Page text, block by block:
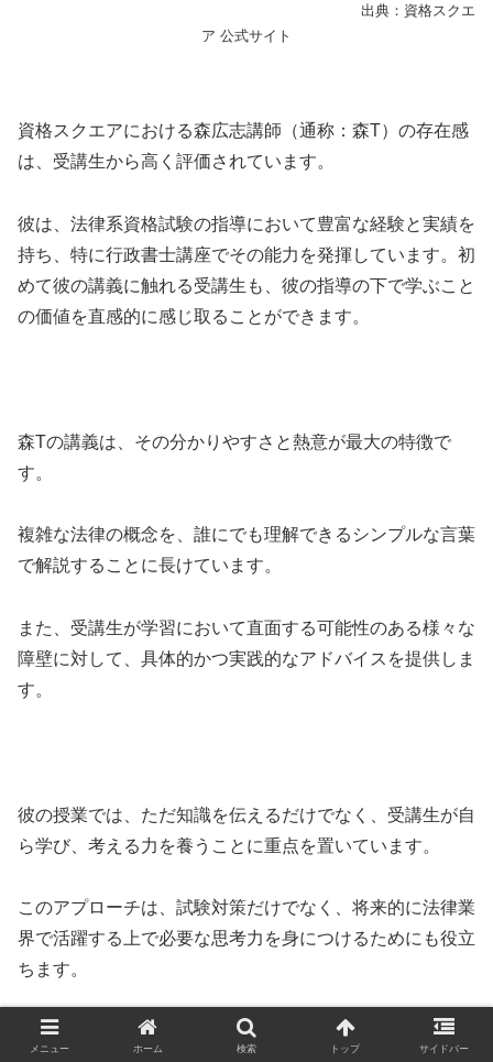
出典：資格スクエ
ア 公式サイト
資格スクエアにおける森広志講師（通称：森T）の存在感
は、受講生から高く評価されています。
彼は、法律系資格試験の指導において豊富な経験と実績を
持ち、特に行政書士講座でその能力を発揮しています。初
めて彼の講義に触れる受講生も、彼の指導の下で学ぶこと
の価値を直感的に感じ取ることができます。
森Tの講義は、その分かりやすさと熱意が最大の特徴で
す。
複雑な法律の概念を、誰にでも理解できるシンプルな言葉
で解説することに長けています。
また、受講生が学習において直面する可能性のある様々な
障壁に対して、具体的かつ実践的なアドバイスを提供しま
す。
彼の授業では、ただ知識を伝えるだけでなく、受講生が自
ら学び、考える力を養うことに重点を置いています。
このアプローチは、試験対策だけでなく、将来的に法律業
界で活躍する上で必要な思考力を身につけるためにも役立
ちます。
メニュー ホーム 検索 トップ サイドバー